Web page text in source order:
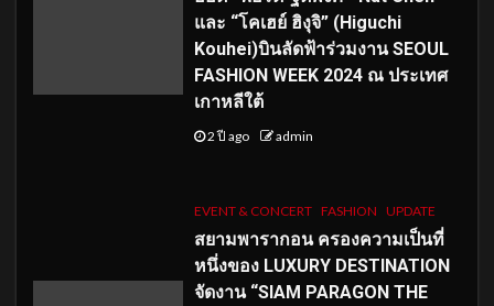
และ “โคเฮย์ ฮิงุจิ” (Higuchi
Kouhei)บินลัดฟ้าร่วมงาน SEOUL
FASHION WEEK 2024 ณ ประเทศ
เกาหลีใต้
2 ปี ago admin
EVENT & CONCERT FASHION UPDATE
สยามพารากอน ครองความเป็นที่
หนึ่งของ LUXURY DESTINATION
จัดงาน “SIAM PARAGON THE